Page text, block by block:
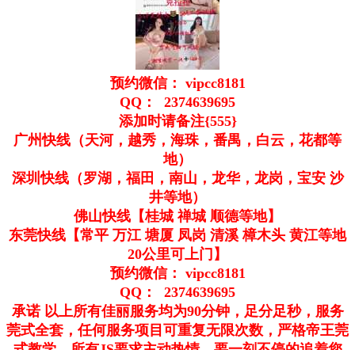
预约微信： vipcc8181
QQ： 2374639695
添加时请备注{555}
广州快线（天河，越秀，海珠，番禺，白云，花都等
地）
深圳快线（罗湖，福田，南山，龙华，龙岗，宝安 沙
井等地）
佛山快线【桂城 禅城 顺德等地】
东莞快线【常平 万江 塘厦 凤岗 清溪 樟木头 黄江等地
20公里可上门】
预约微信： vipcc8181
QQ： 2374639695
承诺 以上所有佳丽服务均为90分钟，足分足秒，服务
莞式全套，任何服务项目可重复无限次数，严格帝王莞